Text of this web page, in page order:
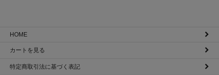
HOME
カートを見る
特定商取引法に基づく表記